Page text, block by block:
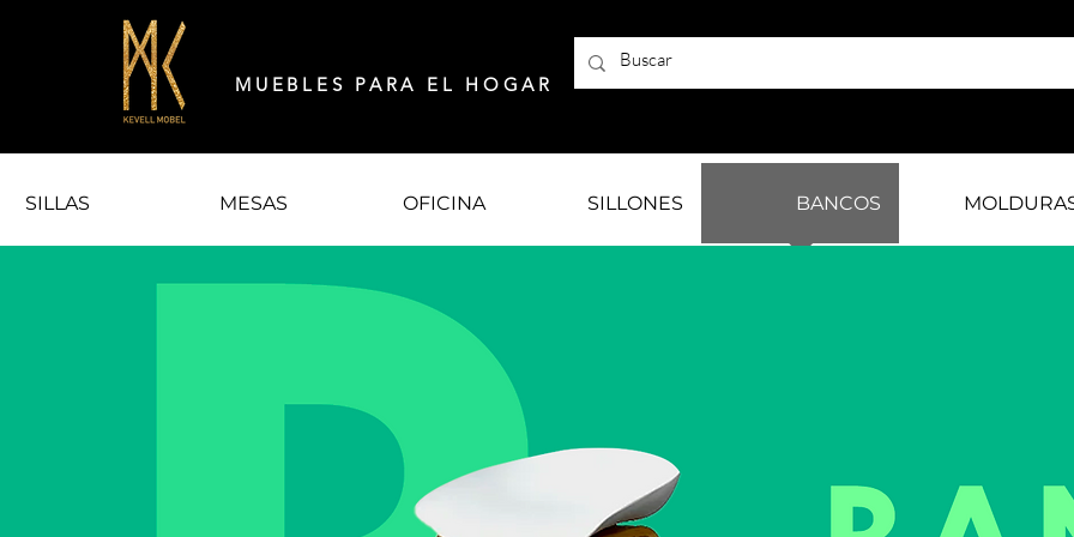
MUEBLES PARA EL HOGAR
SILLAS MESAS OFICINA SILLONES BANCOS